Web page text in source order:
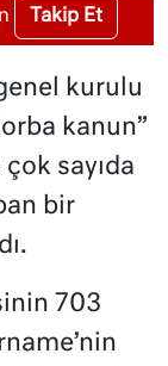
Takip Et
kurulu
kanun”
sayıda
bir
703